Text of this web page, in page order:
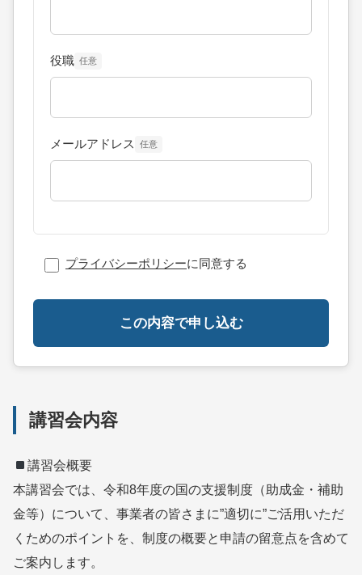
講習会内容
講習会概要
本講習会では、令和8年度の国の支援制度（助成金・補助
金等）について、事業者の皆さまに”適切に”ご活用いただ
くためのポイントを、制度の概要と申請の留意点を含めて
ご案内します。
役職 任意
メールアドレス 任意
プライバシーポリシーに同意する